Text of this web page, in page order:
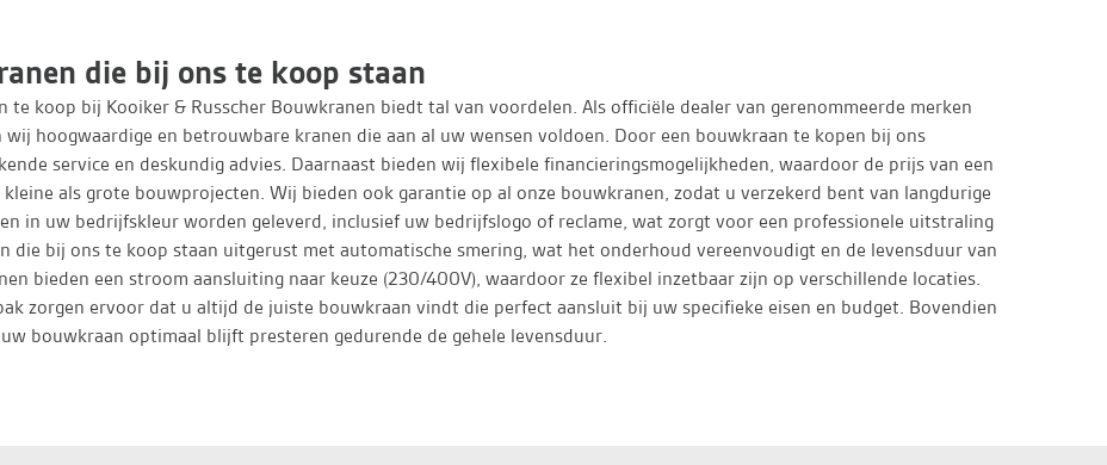
die bij ons te koop staan
koop bij Kooiker & Russcher Bouwkranen biedt tal van voordelen. Als officiële dealer van gerenommeerde merken
wij hoogwaardige en betrouwbare kranen die aan al uw wensen voldoen. Door een bouwkraan te kopen bij ons
service en deskundig advies. Daarnaast bieden wij flexibele financieringsmogelijkheden, waardoor de prijs van een
als grote bouwprojecten. Wij bieden ook garantie op al onze bouwkranen, zodat u verzekerd bent van langdurige
in uw bedrijfskleur worden geleverd, inclusief uw bedrijfslogo of reclame, wat zorgt voor een professionele uitstraling
die bij ons te koop staan uitgerust met automatische smering, wat het onderhoud vereenvoudigt en de levensduur van
bieden een stroom aansluiting naar keuze (230/400V), waardoor ze flexibel inzetbaar zijn op verschillende locaties.
zorgen ervoor dat u altijd de juiste bouwkraan vindt die perfect aansluit bij uw specifieke eisen en budget. Bovendien
bouwkraan optimaal blijft presteren gedurende de gehele levensduur.